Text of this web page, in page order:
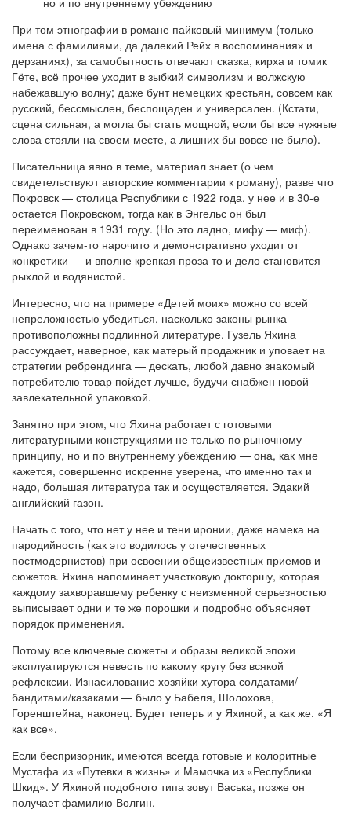
При том этнографии в романе пайковый минимум (только
имена с фамилиями, да далекий Рейх в воспоминаниях и
дерзаниях), за самобытность отвечают сказка, кирха и томик
Гёте, всё прочее уходит в зыбкий символизм и волжскую
набежавшую волну; даже бунт немецких крестьян, совсем как
русский, бессмыслен, беспощаден и универсален. (Кстати,
сцена сильная, а могла бы стать мощной, если бы все нужные
слова стояли на своем месте, а лишних бы вовсе не было).
Писательница явно в теме, материал знает (о чем
свидетельствуют авторские комментарии к роману), разве что
Покровск — столица Республики с 1922 года, у нее и в 30-е
остается Покровском, тогда как в Энгельс он был
переименован в 1931 году. (Но это ладно, мифу — миф).
Однако зачем-то нарочито и демонстративно уходит от
конкретики — и вполне крепкая проза то и дело становится
рыхлой и водянистой.
Интересно, что на примере «Детей моих» можно со всей
непреложностью убедиться, насколько законы рынка
противоположны подлинной литературе. Гузель Яхина
рассуждает, наверное, как матерый продажник и уповает на
стратегии ребрендинга — дескать, любой давно знакомый
потребителю товар пойдет лучше, будучи снабжен новой
завлекательной упаковкой.
Занятно при этом, что Яхина работает с готовыми
литературными конструкциями не только по рыночному
принципу, но и по внутреннему убеждению — она, как мне
кажется, совершенно искренне уверена, что именно так и
надо, большая литература так и осуществляется. Эдакий
английский газон.
Начать с того, что нет у нее и тени иронии, даже намека на
пародийность (как это водилось у отечественных
постмодернистов) при освоении общеизвестных приемов и
сюжетов. Яхина напоминает участковую докторшу, которая
каждому захворавшему ребенку с неизменной серьезностью
выписывает одни и те же порошки и подробно объясняет
порядок применения.
Потому все ключевые сюжеты и образы великой эпохи
эксплуатируются невесть по какому кругу без всякой
рефлексии. Изнасилование хозяйки хутора солдатами/
бандитами/казаками — было у Бабеля, Шолохова,
Горенштейна, наконец. Будет теперь и у Яхиной, а как же. «Я
как все».
Если беспризорник, имеются всегда готовые и колоритные
Мустафа из «Путевки в жизнь» и Мамочка из «Республики
Шкид». У Яхиной подобного типа зовут Васька, позже он
получает фамилию Волгин.